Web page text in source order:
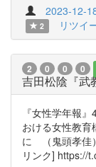
2023-12-
2
リツイ
2 0 0 0
吉田松陰『武
『女性学年報
おける女性教
に （鬼頭孝佳
リンク] https://